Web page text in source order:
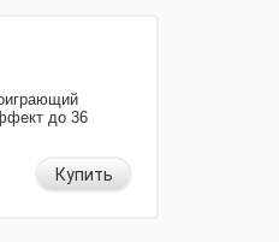
до 36
Купить